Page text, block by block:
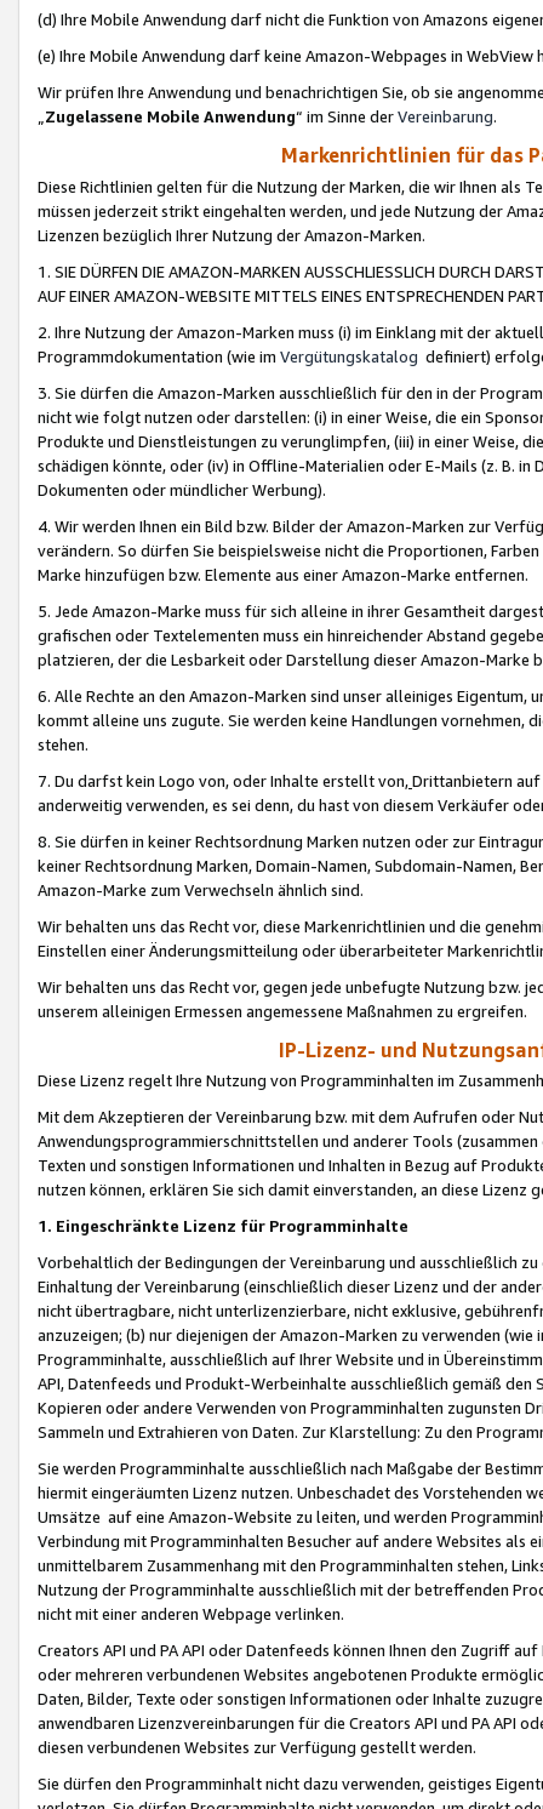
(d) Ihre Mobile Anwendung darf nicht die Funktion von Amazons
(e) Ihre Mobile Anwendung darf keine Amazon-Webpages in WebView
Wir prüfen Ihre Anwendung und benachrichtigen Sie, ob sie
„Zugelassene Mobile Anwendung“ im Sinne derVereinbarung.
Markenrichtlinien für das
Diese Richtlinien gelten für die Nutzung der Marken, die wir Ihnen als
müssen jederzeit strikt eingehalten werden, und jede Nutzung der
Lizenzen bezüglich Ihrer Nutzung der Amazon-Marken.
1. SIE DÜRFEN DIE AMAZON-MARKEN AUSSCHLIESSLICH DURCH
AUF EINER AMAZON-WEBSITE MITTELS EINES ENTSPRECHENDEN
2. Ihre Nutzung der Amazon-Marken muss (i) im Einklang mit der
Programmdokumentation (wie im Vergütungskatalog definiert)
3. Sie dürfen die Amazon-Marken ausschließlich für den in der
nicht wie folgt nutzen oder darstellen: (i) in einer Weise, die ein
Produkte und Dienstleistungen zu verunglimpfen, (iii) in einer Weise,
schädigen könnte, oder (iv) in Offline-Materialien oder E-Mails (z. B. in
Dokumenten oder mündlicher Werbung).
4. Wir werden Ihnen ein Bild bzw. Bilder der Amazon-Marken zur
verändern. So dürfen Sie beispielsweise nicht die Proportionen,
Marke hinzufügen bzw. Elemente aus einer Amazon-Marke entfernen.
5. Jede Amazon-Marke muss für sich alleine in ihrer Gesamtheit
grafischen oder Textelementen muss ein hinreichender Abstand
platzieren, der die Lesbarkeit oder Darstellung dieser Amazon-Marke
6. Alle Rechte an den Amazon-Marken sind unser alleiniges
kommt alleine uns zugute. Sie werden keine Handlungen vornehmen,
stehen.
7. Du darfst kein Logo von, oder Inhalte erstellt von,Drittanbietern auf
anderweitig verwenden, es sei denn, du hast von diesem Verkäufer
8. Sie dürfen in keiner Rechtsordnung Marken nutzen oder zur
keiner Rechtsordnung Marken, Domain-Namen, Subdomain-Namen,
Amazon-Marke zum Verwechseln ähnlich sind.
Wir behalten uns das Recht vor, diese Markenrichtlinien und die
Einstellen einer Änderungsmitteilung oder überarbeiteter
Wir behalten uns das Recht vor, gegen jede unbefugte Nutzung bzw.
unserem alleinigen Ermessen angemessene Maßnahmen zu ergreifen.
IP-Lizenz- und
Diese Lizenz regelt Ihre Nutzung von Programminhalten im
Mit dem Akzeptieren der Vereinbarung bzw. mit dem Aufrufen oder
Anwendungsprogrammierschnittstellen und anderer Tools (zusammen
Texten und sonstigen Informationen und Inhalten in Bezug auf
nutzen können, erklären Sie sich damit einverstanden, an diese Lizenz
1. Eingeschränkte Lizenz für Programminhalte
Vorbehaltlich der Bedingungen der Vereinbarung und ausschließlich
Einhaltung der Vereinbarung (einschließlich dieser Lizenz und der
nicht übertragbare, nicht unterlizenzierbare, nicht exklusive,
anzuzeigen; (b) nur diejenigen der Amazon-Marken zu verwenden
Programminhalte, ausschließlich auf Ihrer Website und in
API, Datenfeeds und Produkt-Werbeinhalte ausschließlich gemäß
Kopieren oder andere Verwenden von Programminhalten zugunsten
Sammeln und Extrahieren von Daten. Zur Klarstellung: Zu den
Sie werden Programminhalte ausschließlich nach Maßgabe der
hiermit eingeräumten Lizenz nutzen. Unbeschadet des Vorstehenden
Umsätze auf eine Amazon-Website zu leiten, und werden
Verbindung mit Programminhalten Besucher auf andere Websites als
unmittelbarem Zusammenhang mit den Programminhalten stehen,
Nutzung der Programminhalte ausschließlich mit der betreffenden
nicht mit einer anderen Webpage verlinken.
Creators API und PA API oder Datenfeeds können Ihnen den Zugriff
oder mehreren verbundenen Websites angebotenen Produkte
Daten, Bilder, Texte oder sonstigen Informationen oder Inhalte
anwendbaren Lizenzvereinbarungen für die Creators API und PA API
diesen verbundenen Websites zur Verfügung gestellt werden.
Sie dürfen den Programminhalt nicht dazu verwenden, geistiges